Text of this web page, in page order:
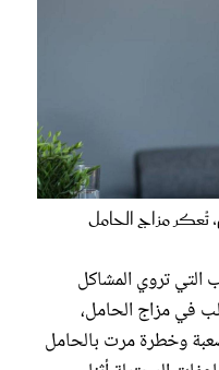
تُعكر مزاج الحامل
التي تروي المشاكل
في مزاج الحامل،
وخطرة مرت بالحامل